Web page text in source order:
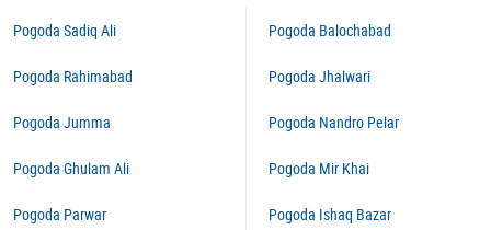
Pogoda Sadiq Ali
Pogoda Rahimabad
Pogoda Jumma
Pogoda Ghulam Ali
Pogoda Parwar
Pogoda Balochabad
Pogoda Jhalwari
Pogoda Nandro Pelar
Pogoda Mir Khai
Pogoda Ishaq Bazar